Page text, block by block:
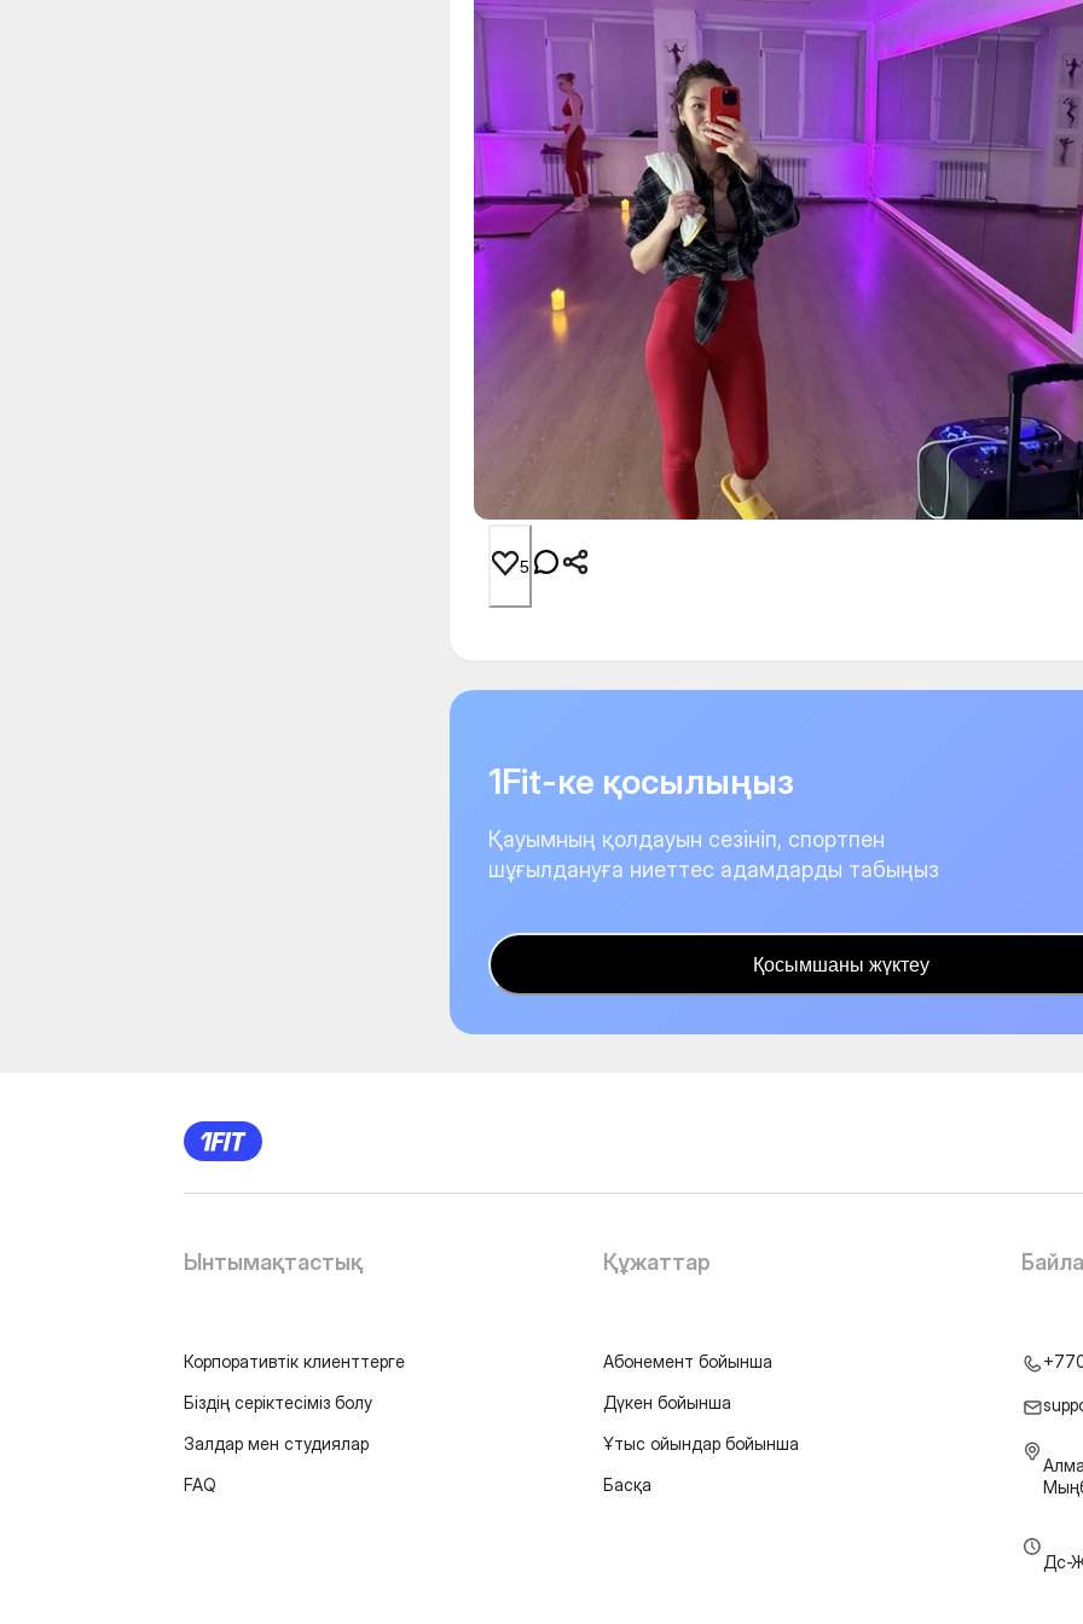
5
1Fit-ке қосылыңыз
Қауымның қолдауын сезініп, спортпен
шұғылдануға ниеттес адамдарды табыңыз
Қосымшаны жүктеу
Ынтымақтастық
Корпоративтік клиенттерге
Біздің серіктесіміз болу
Залдар мен студиялар
FAQ
Құжаттар
Абонемент бойынша
Дүкен бойынша
Ұтыс ойындар бойынша
Басқа
Дс-